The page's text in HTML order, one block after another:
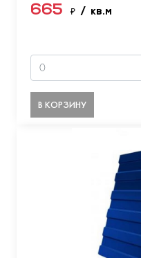
665 ₽ / кв.м
В КОРЗИНУ